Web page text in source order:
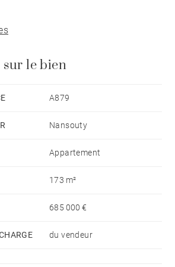
de bains. A l'étage, deux
de bains et une buanderie. Une
gamme.Place de parking
non contractuelle)
le bien
A879
Nansouty
Appartement
173 m²
685 000 €
du vendeur